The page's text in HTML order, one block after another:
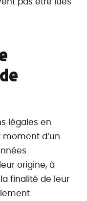
pas être lues
légales en
moment d’un
origine, à
finalité de leur